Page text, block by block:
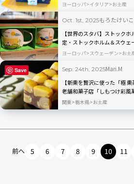
ヨーロッパ イタリア お土産
Oct. 1st, 2025もろたけいこ
【世界のスタバ】ストック
定・ストックホルム＆スウェ
ヨーロッパ スウェーデン お土
Sep. 24th, 2025Mari.M
【新栗を贅沢に使った「極
老舗和菓子店「しもつけ彩風
関東 栃木県 お土産
前へ 5 6 7 8 9 10 11
Save